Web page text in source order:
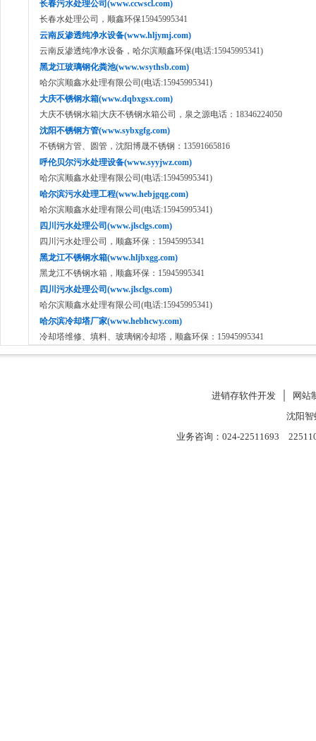
长春污水处理公司(www.ccwscl.com)
长春水处理公司，顺鑫环保15945995341
云南反渗透纯净水设备(www.hljymj.com)
云南反渗透纯净水设备，哈尔滨顺鑫环保(电话:15945995341)
黑龙江玻璃钢化粪池(www.wsythsb.com)
哈尔滨顺鑫水处理有限公司(电话:15945995341)
大庆不锈钢水箱(www.dqbxgsx.com)
大庆不锈钢水箱|大庆不锈钢水箱公司，泉之源电话：18346224050
沈阳不锈钢方管(www.sybxgfg.com)
不锈钢方管、圆管，沈阳博晟不锈钢：13591665816
呼伦贝尔污水处理设备(www.syyjwz.com)
哈尔滨顺鑫水处理有限公司(电话:15945995341)
哈尔滨污水处理工程(www.hebjgqg.com)
哈尔滨顺鑫水处理有限公司(电话:15945995341)
四川污水处理公司(www.jlsclgs.com)
四川污水处理公司，顺鑫环保：15945995341
黑龙江不锈钢水箱(www.hljbxgg.com)
黑龙江不锈钢水箱，顺鑫环保：15945995341
四川污水处理公司(www.jlsclgs.com)
哈尔滨顺鑫水处理有限公司(电话:15945995341)
哈尔滨冷却塔厂家(www.hebhcwy.com)
冷却塔维修、填料、玻璃钢冷却塔，顺鑫环保：15945995341
进销存软件开发│
网站
沈阳
业务咨询：024-22511693